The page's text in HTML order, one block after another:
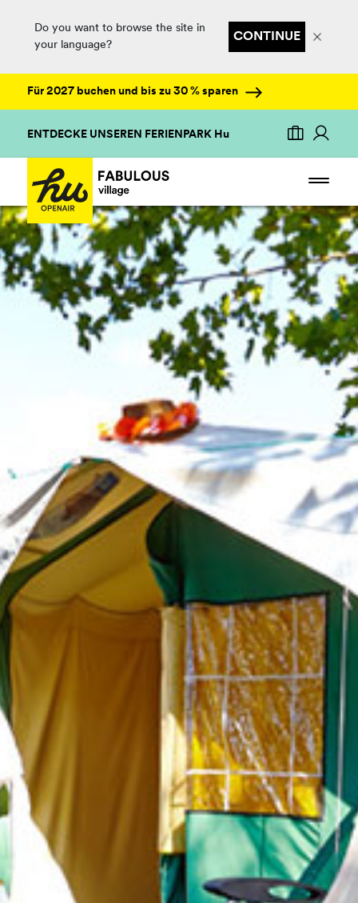
Do you want to browse the site in
your language?
CONTINUE
Für 2027 buchen und bis zu 30 % sparen
ENTDECKE UNSEREN FERIENPARK Hu